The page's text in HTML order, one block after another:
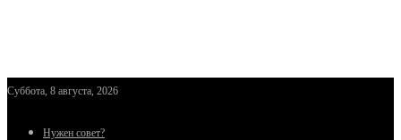
Суббота, 8 августа, 2026
Нужен совет?